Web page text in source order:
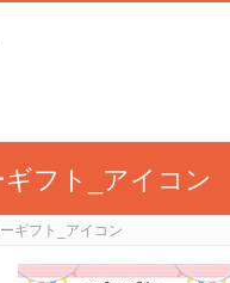
フト_アイコン
ギフト_アイコン